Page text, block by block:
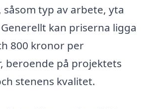
typ av arbete, yta
kan priserna ligga
800 kronor per
beroende på projektets
stenens kvalitet.